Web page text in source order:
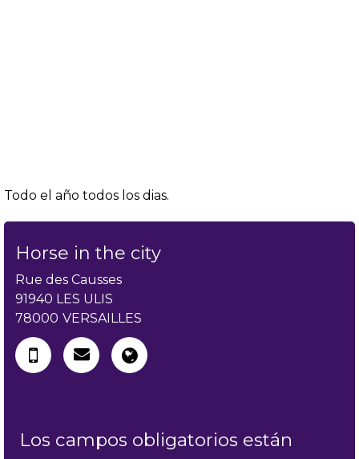
Todo el año todos los dias.
Horse in the city
Rue des Causses
91940 LES ULIS
78000 VERSAILLES
Los campos obligatorios están